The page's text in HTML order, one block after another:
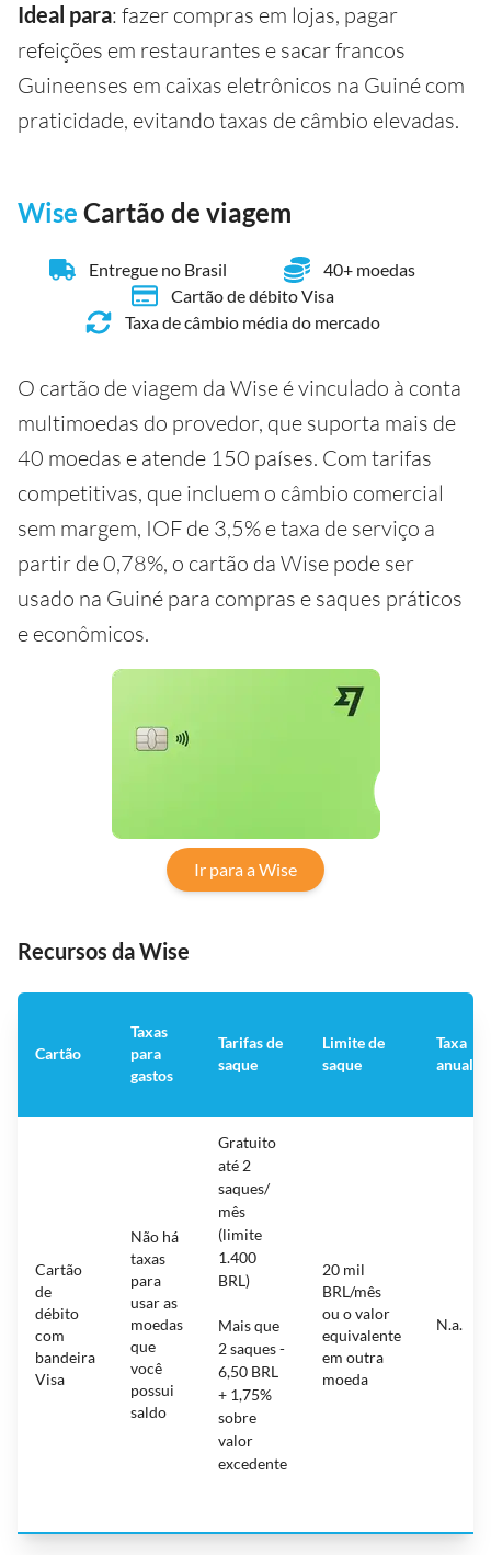
Ideal para: fazer compras em lojas, pagar
refeições em restaurantes e sacar francos
Guineenses em caixas eletrônicos na Guiné com
praticidade, evitando taxas de câmbio elevadas.
Wise Cartão de viagem
Entregue no Brasil
40+ moedas
Cartão de débito Visa
Taxa de câmbio média do mercado
O cartão de viagem da Wise é vinculado à conta
multimoedas do provedor, que suporta mais de
40 moedas e atende 150 países. Com tarifas
competitivas, que incluem o câmbio comercial
sem margem, IOF de 3,5% e taxa de serviço a
partir de 0,78%, o cartão da Wise pode ser
usado na Guiné para compras e saques práticos
e econômicos.
Ir para a Wise
Recursos da Wise
Cartão
Taxas
para
gastos
Tarifas de
saque
Limite de
saque
Taxa
anual
Cartão
de
débito
com
bandeira
Visa
Não há
taxas
para
usar as
moedas
que
você
possui
saldo
Gratuito
até 2
saques/
mês
(limite
1.400
BRL)
Mais que
2 saques -
6,50 BRL
+ 1,75%
sobre
valor
excedente
20 mil
BRL/mês
ou o valor
equivalente
em outra
moeda
N.a.